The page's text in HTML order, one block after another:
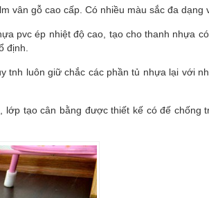
vân gỗ cao cấp. Có nhiều màu sắc đa dạng
pvc ép nhiệt độ cao, tạo cho thanh nhựa
định.
tnh luôn giữ chắc các phần tủ nhựa lại với
lớp tạo cân bằng được thiết kế có đế chống